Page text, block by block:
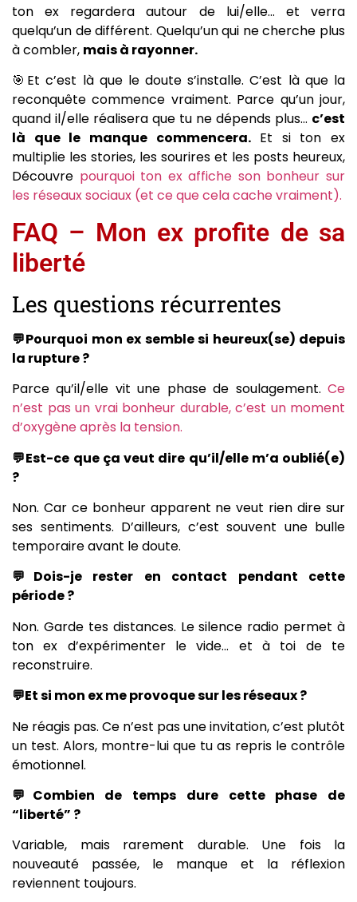
ton ex regardera autour de lui/elle… et verra
quelqu’un de différent. Quelqu’un qui ne cherche plus
à combler, mais à rayonner.
🎯Et c’est là que le doute s’installe. C’est là que la
reconquête commence vraiment. Parce qu’un jour,
quand il/elle réalisera que tu ne dépends plus… c’est
là que le manque commencera.Et si ton ex
multiplie les stories, les sourires et les posts heureux,
Découvre pourquoi ton ex affiche son bonheur sur
les réseaux sociaux (et ce que cela cache vraiment).
FAQ – Mon ex profite de sa
liberté
Les questions récurrentes
💬Pourquoi mon ex semble si heureux(se) depuis
la rupture ?
Parce qu’il/elle vit une phase de soulagement. Ce
n’est pas un vrai bonheur durable, c’est un moment
d’oxygène après la tension.
💬Est-ce que ça veut dire qu’il/elle m’a oublié(e)
?
Non. Car ce bonheur apparent ne veut rien dire sur
ses sentiments. D’ailleurs, c’est souvent une bulle
temporaire avant le doute.
💬Dois-je rester en contact pendant cette
période ?
Non. Garde tes distances. Le silence radio permet à
ton ex d’expérimenter le vide… et à toi de te
reconstruire.
💬Et si mon ex me provoque sur les réseaux ?
Ne réagis pas. Ce n’est pas une invitation, c’est plutôt
un test. Alors, montre-lui que tu as repris le contrôle
émotionnel.
💬Combien de temps dure cette phase de
“liberté” ?
Variable, mais rarement durable. Une fois la
nouveauté passée, le manque et la réflexion
reviennent toujours.